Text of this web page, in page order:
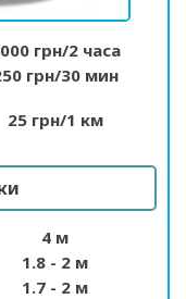
грн/2 часа
грн/30 мин
25 грн/1 км
4 м
1.8 - 2 м
1.7 - 2 м